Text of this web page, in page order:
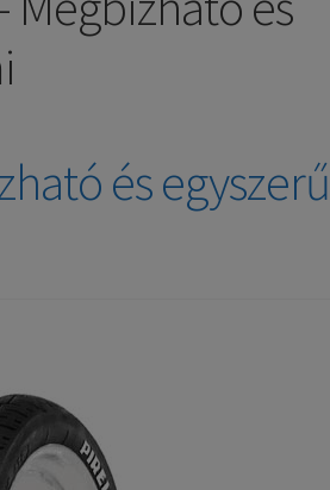
és egyszerű